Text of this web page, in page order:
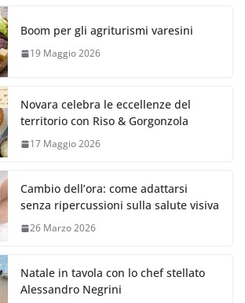
Boom per gli agriturismi varesini
19 Maggio 2026
Novara celebra le eccellenze del
territorio con Riso & Gorgonzola
17 Maggio 2026
Cambio dell’ora: come adattarsi
senza ripercussioni sulla salute visiva
26 Marzo 2026
Natale in tavola con lo chef stellato
Alessandro Negrini